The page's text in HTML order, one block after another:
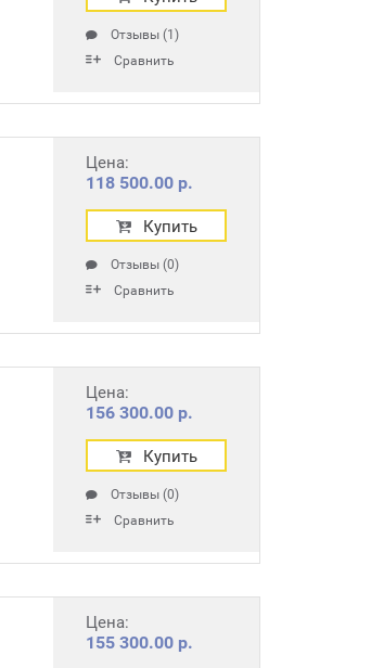
Отзывы (1)
Сравнить
Цена:
118 500.00 р.
Купить
Отзывы (0)
Сравнить
Цена:
156 300.00 р.
Купить
Отзывы (0)
Сравнить
Цена:
155 300.00 р.